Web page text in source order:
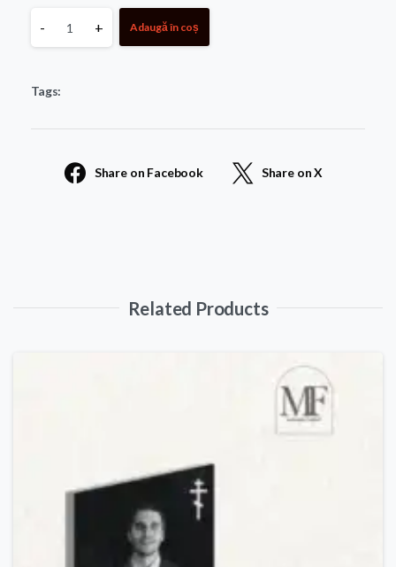
Monument
Copii
quantity
- + Adaugă în coș
Tags:
Share on Facebook Share on X
Related Products